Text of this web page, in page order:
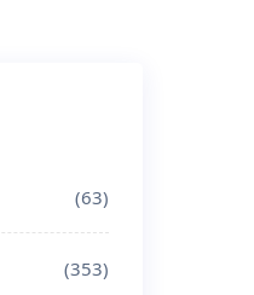
(63)
(353)